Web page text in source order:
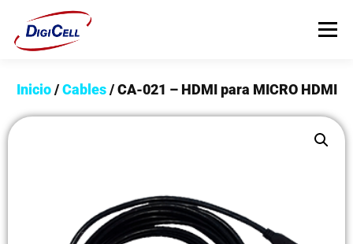
Menú
INICIO >>> ¡FUNDAS MAGNET! <<< FUNDAS
Inicio/Cables/ CA-021 – HDMI para MICRO HDMI